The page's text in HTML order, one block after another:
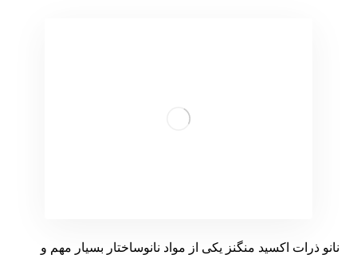
نانو ذرات اکسید منگنز یکی از مواد نانوساختار بسیار مهم و